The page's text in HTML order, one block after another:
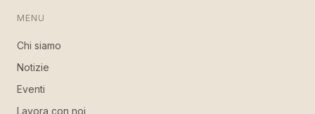
MENU
Chi siamo
Notizie
Eventi
Lavora con noi